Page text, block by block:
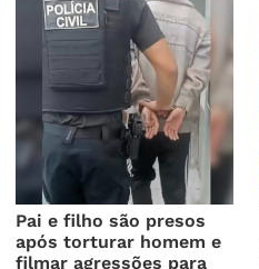
Pai e filho são presos
após torturar homem e
filmar agressões para